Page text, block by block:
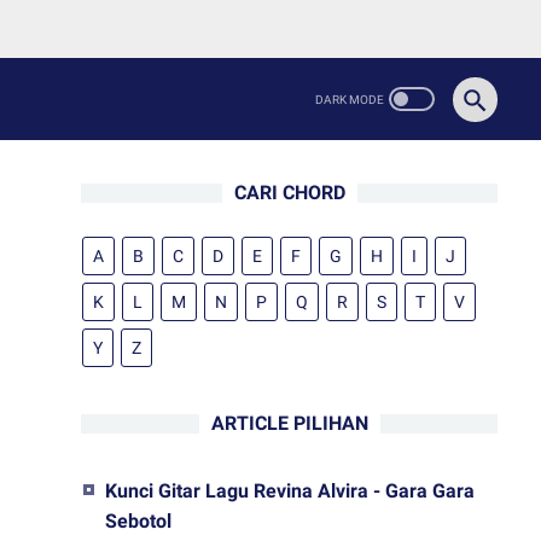
CARI CHORD
A B C D E F G H I J
K L M N P Q R S T V
Y Z
ARTICLE PILIHAN
Kunci Gitar Lagu Revina Alvira - Gara Gara
Sebotol